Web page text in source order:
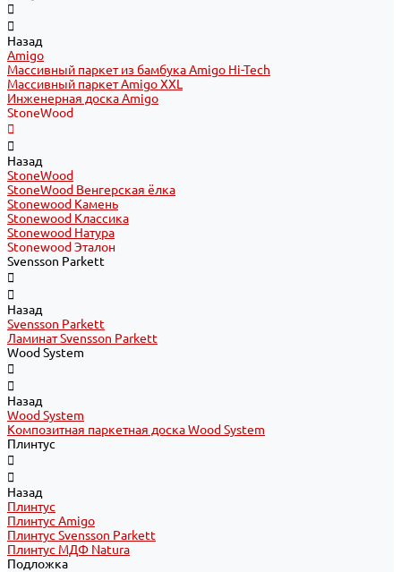
Назад
Amigo
Массивный паркет из бамбука Amigo Hi-Tech
Массивный паркет Amigo XXL
Инженерная доска Amigo
StoneWood
Назад
StoneWood
StoneWood Венгерская ёлка
Stonewood Камень
Stonewood Классика
Stonewood Натура
Stonewood Эталон
Svensson Parkett
Назад
Svensson Parkett
Ламинат Svensson Parkett
Wood System
Назад
Wood System
Композитная паркетная доска Wood System
Плинтус
Назад
Плинтус
Плинтус Amigo
Плинтус Svensson Parkett
Плинтус МДФ Natura
Подложка